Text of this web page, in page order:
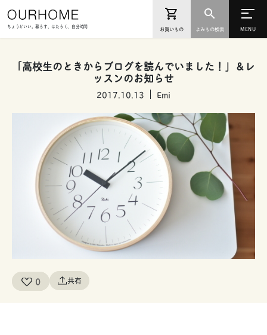
ちょうどいい。暮らす、はたらく、自分時間
「高校生のときからブログを読んでいました！」＆レ
ッスンのお知らせ
2017.10.13 Emi
0 共有
お買いもの よみもの検索